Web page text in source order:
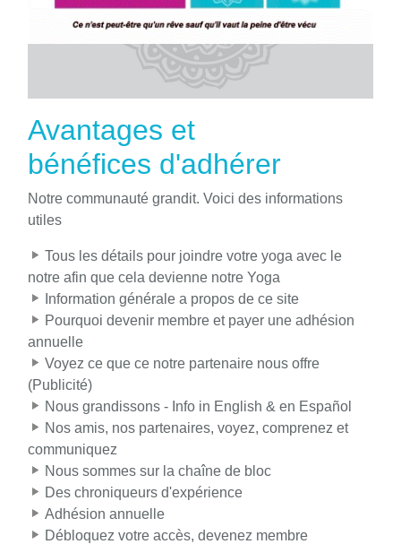
Avantages et
bénéfices d'adhérer
Notre communauté grandit. Voici des informations
utiles
Tous les détails pour joindre votre yoga avec le
notre afin que cela devienne notre Yoga
Information générale a propos de ce site
Pourquoi devenir membre et payer une adhésion
annuelle
Voyez ce que ce notre partenaire nous offre
(Publicité)
Nous grandissons - Info in English & en Español
Nos amis, nos partenaires, voyez, comprenez et
communiquez
Nous sommes sur la chaîne de bloc
Des chroniqueurs d'expérience
Adhésion annuelle
Débloquez votre accès, devenez membre